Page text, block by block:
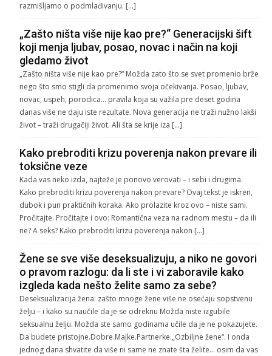
razmišljamo o podmlađivanju. […]
„Zašto ništa više nije kao pre?“ Generacijski šift
koji menja ljubav, posao, novac i način na koji
gledamo život
„Zašto ništa više nije kao pre?“ Možda zato što se svet promenio brže
nego što smo stigli da promenimo svoja očekivanja. Posao, ljubav,
novac, uspeh, porodica… pravila koja su važila pre deset godina
danas više ne daju iste rezultate. Nova generacija ne traži nužno lakši
život – traži drugačiji život. Ali šta se krije iza […]
Kako prebroditi krizu poverenja nakon prevare ili
toksične veze
Kada vas neko izda, najteže je ponovo verovati – i sebi i drugima.
Kako prebroditi krizu poverenja nakon prevare? Ovaj tekst je iskren,
dubok i pun praktičnih koraka. Ako prolazite kroz ovo – niste sami.
Pročitajte. Pročitajte i ovo: Romantična veza na radnom mestu – da ili
ne? A seks? Kako prebroditi krizu poverenja nakon […]
Žene se sve više deseksualizuju, a niko ne govori
o pravom razlogu: da li ste i vi zaboravile kako
izgleda kada nešto želite samo za sebe?
Deseksualizacija žena: zašto mnoge žene više ne osećaju sopstvenu
želju – i kako su naučile da je se odreknu Možda niste izgubile
seksualnu želju. Možda ste samo godinama učile da je ne pokazujete.
Da budete pristojne.Dobre.Majke.Partnerke.„Ozbiljne žene“. I onda
jednog dana shvatite da više ni same ne znate šta želite… osim da vas